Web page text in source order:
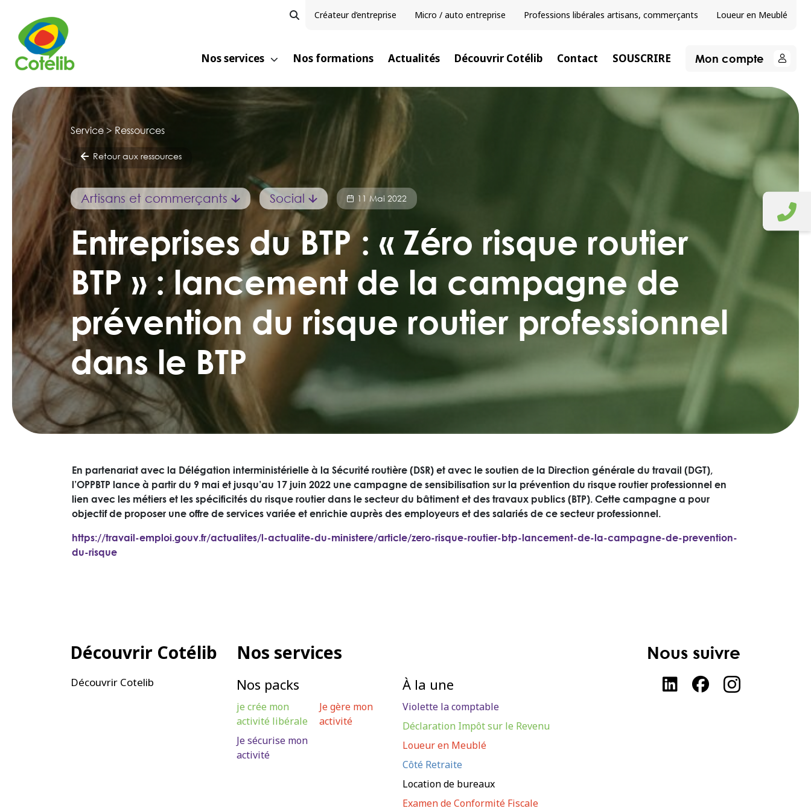
Créateur d’entreprise Micro / auto entreprise Professions libérales artisans, commerçants Loueur en Meublé
Nos services Nos formations Actualités Découvrir Cotélib Contact SOUSCRIRE Mon compte
Service > Ressources
Retour aux ressources
Artisans et commerçants Social 11 Mai 2022
Entreprises du BTP : « Zéro risque routier
BTP » : lancement de la campagne de
prévention du risque routier professionnel
dans le BTP
En partenariat avec la Délégation interministérielle à la Sécurité routière (DSR) et avec le soutien de la Direction générale du travail (DGT),
l’OPPBTP lance à partir du 9 mai et jusqu’au 17 juin 2022 une campagne de sensibilisation sur la prévention du risque routier professionnel en
lien avec les métiers et les spécificités du risque routier dans le secteur du bâtiment et des travaux publics (BTP). Cette campagne a pour
objectif de proposer une offre de services variée et enrichie auprès des employeurs et des salariés de ce secteur professionnel.
https://travail-emploi.gouv.fr/actualites/l-actualite-du-ministere/article/zero-risque-routier-btp-lancement-de-la-campagne-de-prevention-
du-risque
Découvrir Cotélib
Découvrir Cotelib
Nos services
Nos packs
je crée mon
activité libérale
Je gère mon
activité
Je sécurise mon
activité
À la une
Violette la comptable
Déclaration Impôt sur le Revenu
Loueur en Meublé
Côté Retraite
Location de bureaux
Examen de Conformité Fiscale
Nous suivre